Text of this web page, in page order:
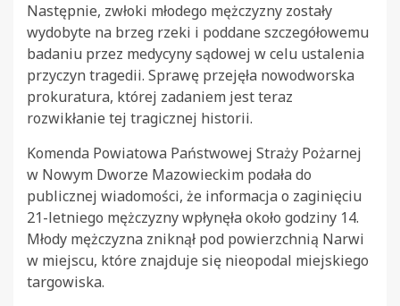
Następnie, zwłoki młodego mężczyzny zostały
wydobyte na brzeg rzeki i poddane szczegółowemu
badaniu przez medycyny sądowej w celu ustalenia
przyczyn tragedii. Sprawę przejęła nowodworska
prokuratura, której zadaniem jest teraz
rozwikłanie tej tragicznej historii.
Komenda Powiatowa Państwowej Straży Pożarnej
w Nowym Dworze Mazowieckim podała do
publicznej wiadomości, że informacja o zaginięciu
21-letniego mężczyzny wpłynęła około godziny 14.
Młody mężczyzna zniknął pod powierzchnią Narwi
w miejscu, które znajduje się nieopodal miejskiego
targowiska.